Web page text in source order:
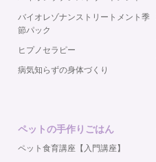
バイオレゾナンストリートメント季
節パック
ヒプノセラピー
病気知らずの身体づくり
ペットの手作りごはん
ペット食育講座【入門講座】